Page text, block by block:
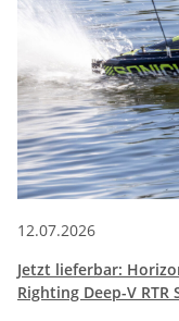
12.07.2026
Jetzt lieferbar:
Righting Deep-V RTR